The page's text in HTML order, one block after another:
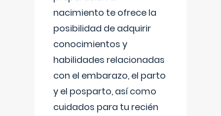
nacimiento te ofrece la
posibilidad de adquirir
conocimientos y
habilidades relacionadas
con el embarazo, el parto
y el posparto, así como
cuidados para tu recién